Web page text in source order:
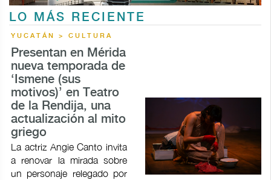
LO MÁS RECIENTE
YUCATÁN > CULTURA
Presentan en Mérida
nueva temporada de
‘Ismene (sus
motivos)’ en Teatro
de la Rendija, una
actualización al mito
griego
La actriz Angie Canto invita
a renovar la mirada sobre
un personaje relegado por